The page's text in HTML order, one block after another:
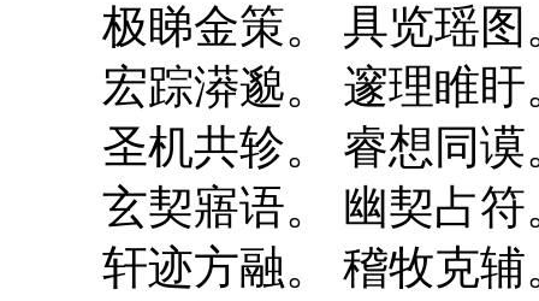
极睇金策。 具览瑶图
宏踪漭邈。 邃理睢盱
圣机共轸。 睿想同谟
玄契寤语。 幽契占符
轩迹方融。 稽牧克辅